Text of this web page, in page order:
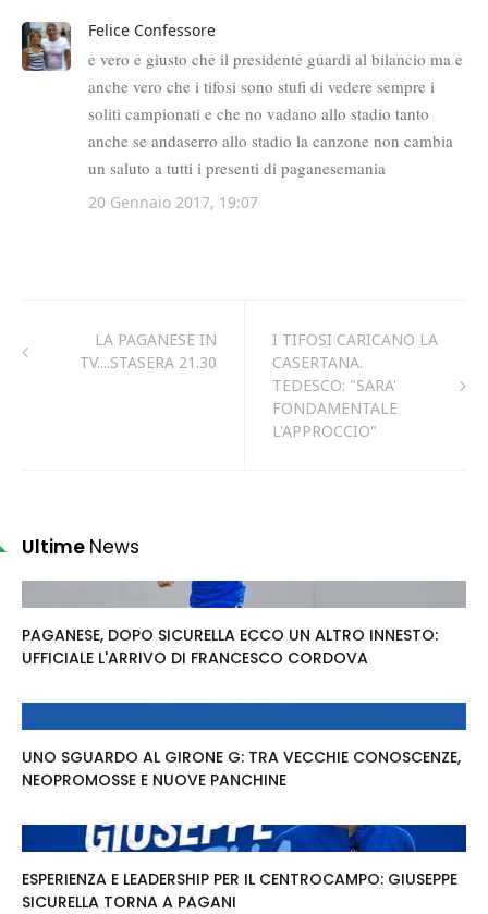
LA PAGANESE IN
TV....STASERA 21.30
I TIFOSI CARICANO LA
CASERTANA.
TEDESCO: "SARA'
FONDAMENTALE
L'APPROCCIO"
Ultime News
PAGANESE, DOPO SICURELLA ECCO UN ALTRO INNESTO:
UFFICIALE L'ARRIVO DI FRANCESCO CORDOVA
UNO SGUARDO AL GIRONE G: TRA VECCHIE CONOSCENZE,
NEOPROMOSSE E NUOVE PANCHINE
ESPERIENZA E LEADERSHIP PER IL CENTROCAMPO: GIUSEPPE
SICURELLA TORNA A PAGANI